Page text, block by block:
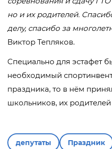
но и их родителей.
делу, спасибо за
Виктор Тепляков.
Специально для эстафет
необходимый
праздника, то в нём
школьников, их родителей
депутаты Праздник